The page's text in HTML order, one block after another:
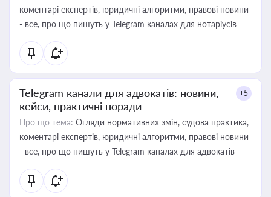
коментарі експертів, юридичні алгоритми, правові новини
- все, про що пишуть у Telegram каналах для нотаріусів
Telegram канали для адвокатів: новини,
кейси, практичні поради
+5
Про що тема: Огляди нормативних змін, судова практика,
коментарі експертів, юридичні алгоритми, правові новини
- все, про що пишуть у Telegram каналах для адвокатів